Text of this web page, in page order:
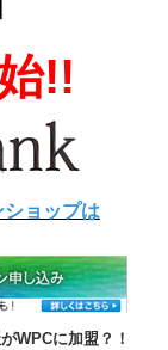
!!
ショップは
WPCに加盟？！